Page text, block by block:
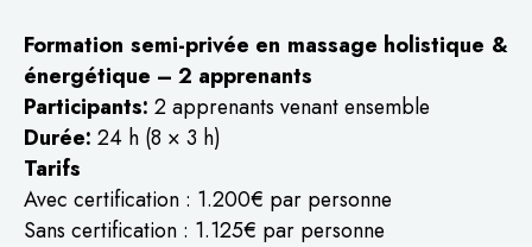
Formation semi-privée en massage holistique &
énergétique – 2 apprenants
Participants: 2 apprenants venant ensemble
Durée: 24 h (8 × 3 h)
Tarifs
Avec certification : 1.200€ par personne
Sans certification : 1.125€ par personne